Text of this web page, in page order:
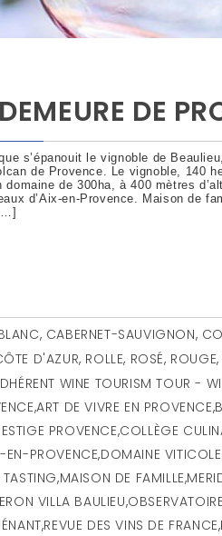
DE
s’épanouit le vignoble de
de Provence. Le vignoble, 140
de 300ha, à 400 mètres
d’Aix-en-Provence. Maison de
, CABERNET-SAUVIGNON,
D'AZUR, ROLLE, ROSÉ, ROUGE,
WINE TOURISM TOUR -
,ART DE VIVRE EN PROVENCE,
PROVENCE,COLLÈGE
EN-PROVENCE,DOMAINE VITICOLE
TASTING,MAISON DE FAMILLE,
VILLA BAULIEU,
,REVUE DES VINS DE FRANCE,